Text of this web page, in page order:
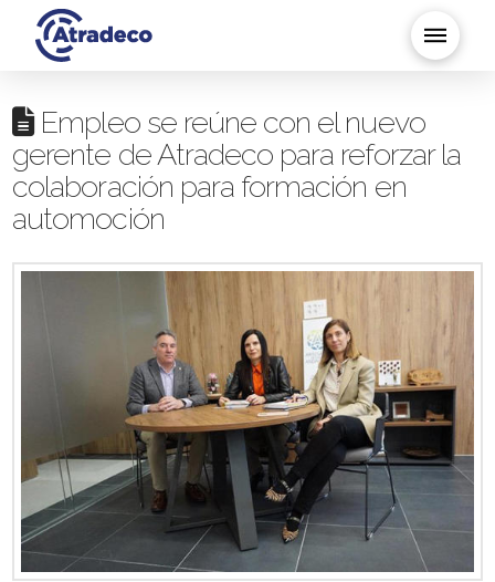
Empleo se reúne con el nuevo
gerente de Atradeco para reforzar la
colaboración para formación en
automoción